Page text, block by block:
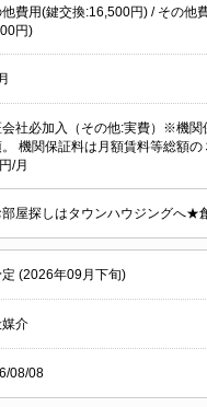
他費用(鍵交換:16,500円) / その他
円)
会社必加入（その他:実費）※機関
。 機関保証料は月額賃料等総額の
/月
屋探しはタウンハウジングへ★
定 (2026年09月下旬)
媒介
08/08